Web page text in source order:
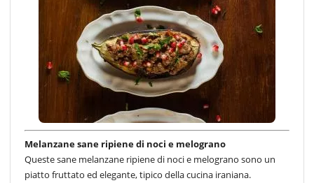
Melanzane sane ripiene di noci e melograno
Queste sane melanzane ripiene di noci e melograno sono un
piatto fruttato ed elegante, tipico della cucina iraniana.